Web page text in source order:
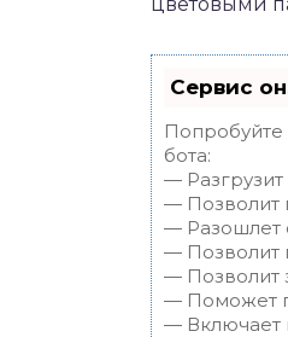
Сервис
Попробуйте
бота:
—
— Позволит
— Разошлет
— Позволит
— Позволит
— Поможет
— Включает